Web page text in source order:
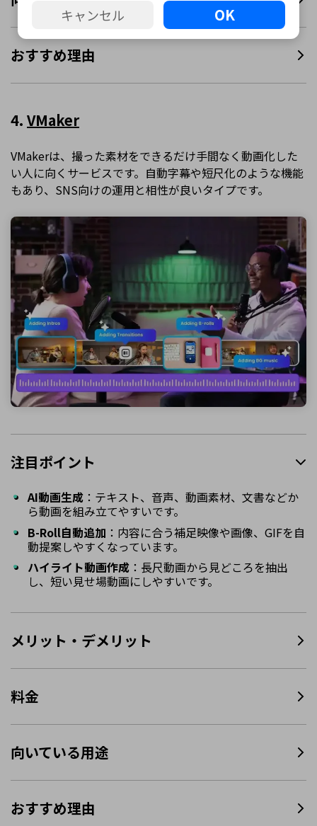
おすすめ理由
4. VMaker
VMakerは、撮った素材をできるだけ手間なく動画化した
い人に向くサービスです。自動字幕や短尺化のような機能
もあり、SNS向けの運用と相性が良いタイプです。
注目ポイント
AI動画生成 ：テキスト、音声、動画素材、文書などか
ら動画を組み立てやすいです。
B-Roll自動追加 ：内容に合う補足映像や画像、GIFを自
動提案しやすくなっています。
ハイライト動画作成 ：長尺動画から見どころを抽出
し、短い見せ場動画にしやすいです。
メリット・デメリット
料金
向いている用途
おすすめ理由
キャンセル OK